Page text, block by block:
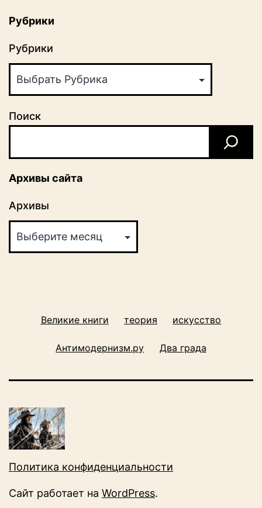
Рубрики
Рубрики
Поиск
Архивы сайта
Архивы
Великие книги теория искусство
Антимодернизм.ру Два града
Политика конфиденциальности
Сайт работает на WordPress.